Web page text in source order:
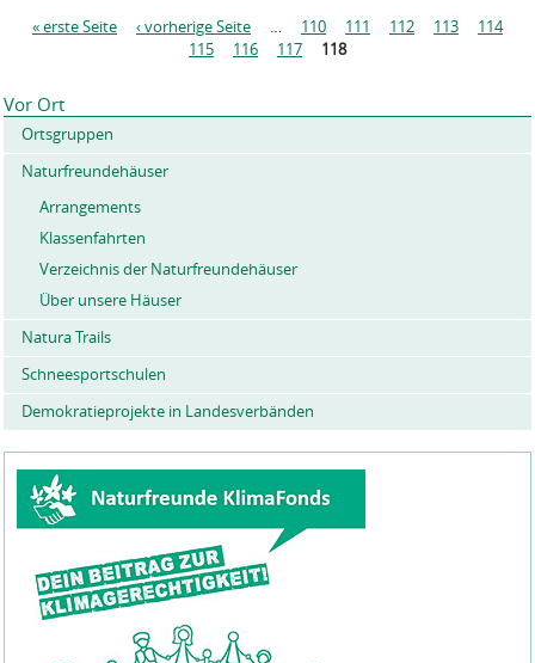
i
t
« erste Seite ‹ vorherige Seite … 110 111 112 113
114
115
116 117 118
Vor Ort
Ortsgruppen
Naturfreundehäuser
Arrangements
Klassenfahrten
Verzeichnis der Naturfreundehäuser
Über unsere Häuser
Natura Trails
Schneesportschulen
Demokratieprojekte in Landesverbänden